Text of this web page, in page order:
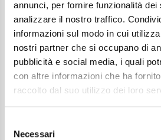
annunci, per fornire funzionalità dei
analizzare il nostro traffico.
informazioni sul modo in cui
nostri partner che si occupano di
pubblicità e social media, i quali
con altre informazioni che ha
raccolto dal suo utilizzo dei loro
delNecessari
Tourist
and services
Tips and services to